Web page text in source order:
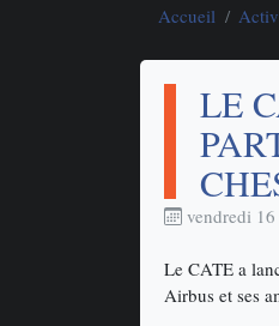
Accueil
LE
vendredi
Le CATE a
Airbus et ses